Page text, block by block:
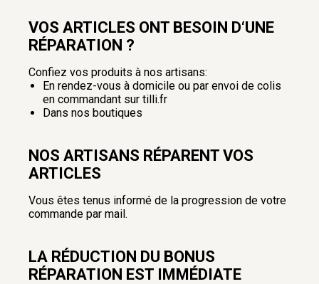
VOS ARTICLES ONT BESOIN D‘UNE
RÉPARATION ?
Confiez vos produits à nos artisans:
En rendez-vous à domicile ou par envoi de colis
en commandant sur tilli.fr
Dans nos boutiques
NOS ARTISANS RÉPARENT VOS
ARTICLES
Vous êtes tenus informé de la progression de votre
commande par mail.
LA RÉDUCTION DU BONUS
RÉPARATION EST IMMÉDIATE